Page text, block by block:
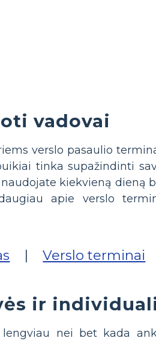
vadovai
verslo pasaulio
tinka supažindinti
kiekvieną dieną
apie verslo
| Verslo terminai
ir
nei bet kada